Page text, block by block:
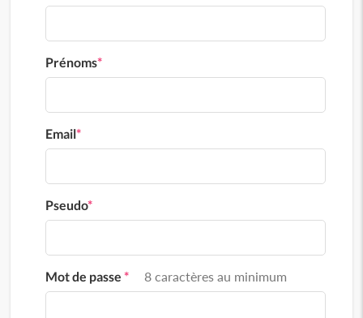
Prénoms*
Email*
Pseudo*
Mot de passe * 8 caractères au minimum